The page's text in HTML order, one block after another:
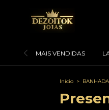
MAIS VENDIDAS
Início >